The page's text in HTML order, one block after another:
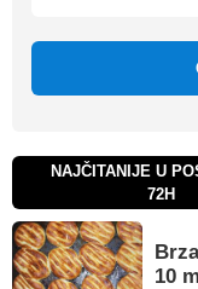
NAJČITANIJE U
72H
10